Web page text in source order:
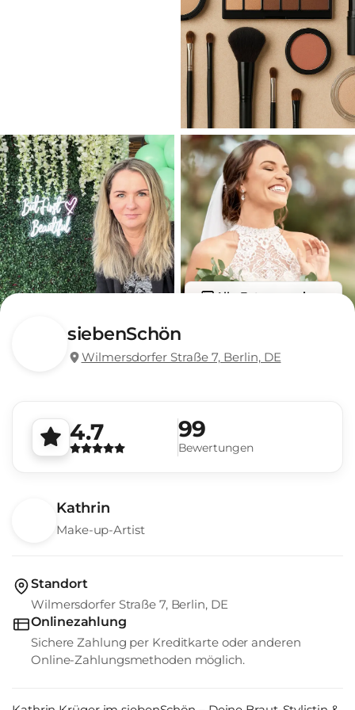
Alle Fotos anzeigen
siebenSchön
Wilmersdorfer Straße 7, Berlin, DE
4.7 99
Bewertungen
Kathrin
Make-up-Artist
Standort
Wilmersdorfer Straße 7, Berlin, DE
Onlinezahlung
Sichere Zahlung per Kreditkarte oder anderen
Online-Zahlungsmethoden möglich.